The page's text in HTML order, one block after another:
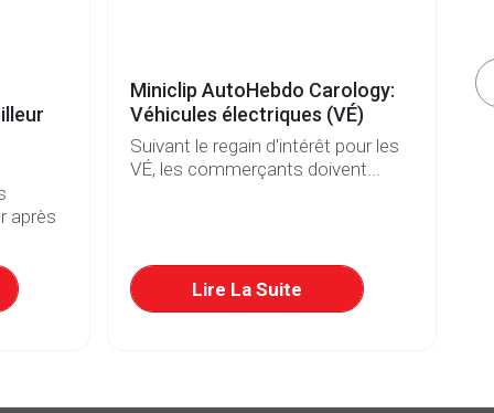
après
Miniclip AutoHebdo Carology:
Véhicules électriques (VÉ)
Suivant le regain d'intérêt pour les
VÉ, les commerçants doivent...
Lire La Suite